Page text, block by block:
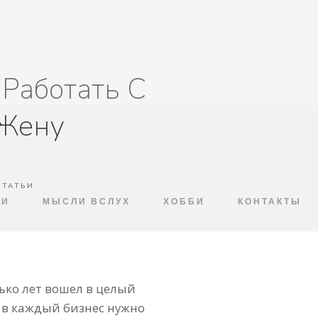
МЫСЛИ ВСЛУХ ХОББИ КОНТАКТЫ
С
лет вошел в целый
каждый бизнес нужно